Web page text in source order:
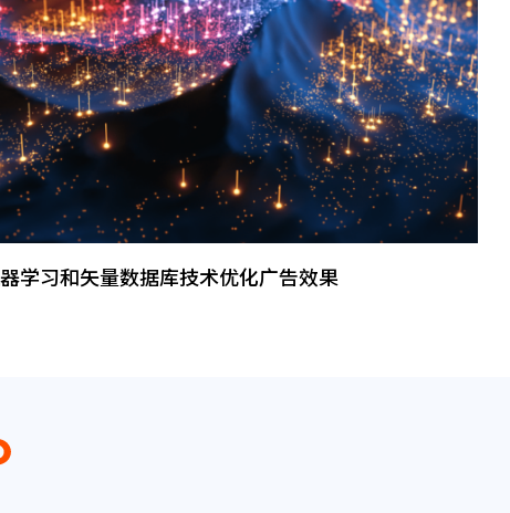
学习和矢量数据库技术优化广告效果